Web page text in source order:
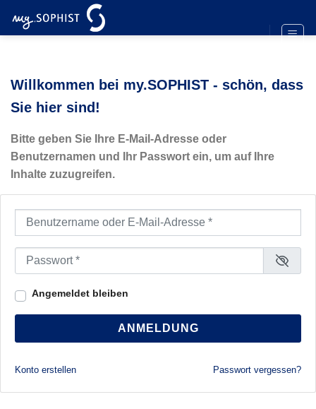
Inhalt
Willkommen bei my.SOPHIST - schön, dass
Sie hier sind!
Bitte geben Sie Ihre E-Mail-Adresse oder
Benutzernamen und Ihr Passwort ein, um auf Ihre
Inhalte zuzugreifen.
Benutzername oder E-Mail-Adresse
Passwort
Angemeldet bleiben
ANMELDUNG
Konto erstellen Passwort vergessen?